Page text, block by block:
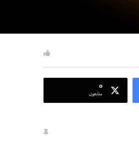
0
متابعون